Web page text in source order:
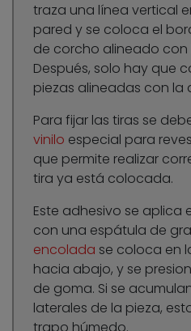
traza una línea vertical
pared y se coloca el
de corcho alineado
Después, solo hay que
piezas alineadas con la
Para fijar las tiras se
vinilo especial para
que permite realizar
tira ya está colocada.
Este adhesivo se aplica
con una espátula de
encolada se coloca en
hacia abajo, y se
de goma. Si se
laterales de la pieza,